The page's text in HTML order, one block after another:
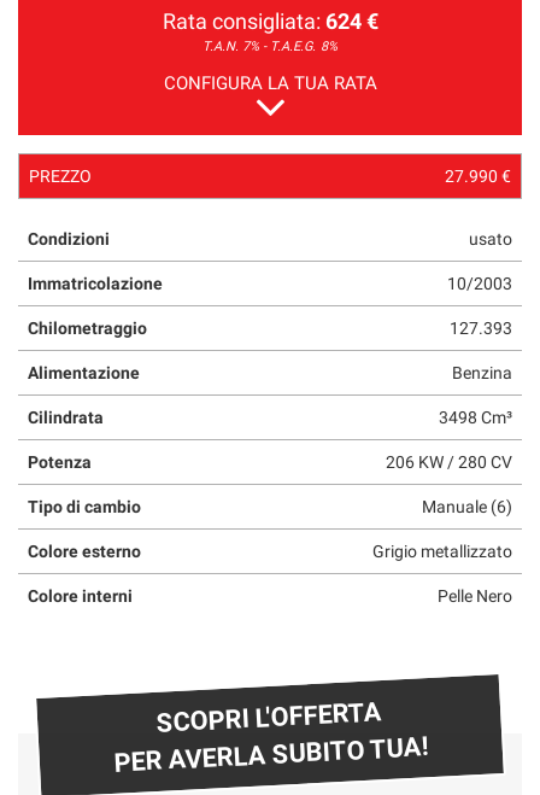
Rata consigliata: 624 €
T.A.N. 7% - T.A.E.G. 8%
CONFIGURA LA TUA RATA
PREZZO 27.990 €
Condizioni usato
Immatricolazione 10/2003
Chilometraggio 127.393
Alimentazione Benzina
Cilindrata 3498 Cm³
Potenza 206 KW / 280 CV
Tipo di cambio Manuale (6)
Colore esterno Grigio metallizzato
Colore interni Pelle Nero
SCOPRI L'OFFERTA
PER AVERLA SUBITO TUA!